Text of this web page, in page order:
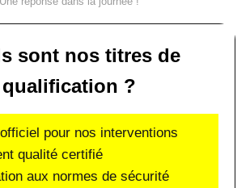
sont nos titres de
qualification ?
pour nos interventions
qualité certifié
aux normes de sécurité